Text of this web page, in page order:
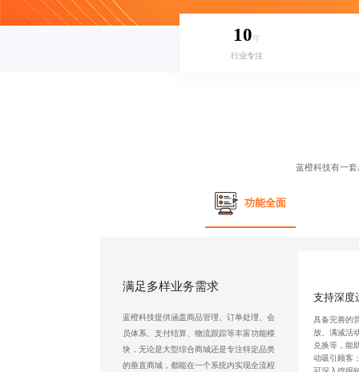
10年
行业专注
蓝橙科技有一
功能全面
满足多样业务需求
蓝橙科技提供涵盖商品管理、订单处理、会
员体系、支付结算、物流跟踪等丰富功能模
块，无论是大型综合商城还是专注特定品类
的垂直商城，都能在一个系统内实现全流程
支持深度
具备完善的
放、满减活
兑换等，能
动吸引顾客